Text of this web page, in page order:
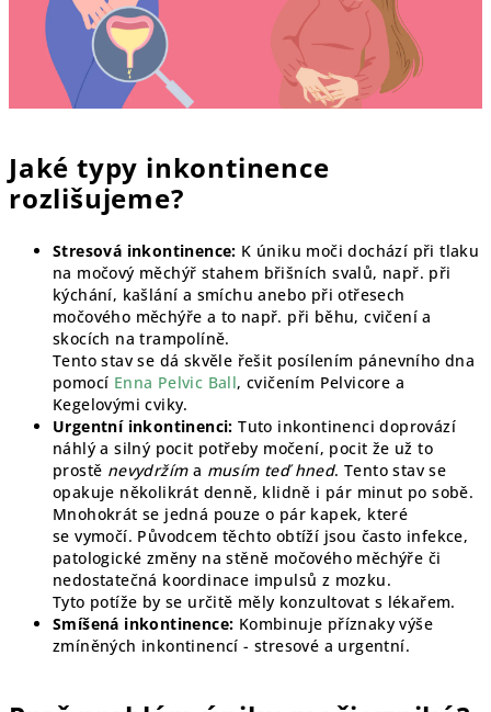
Jaké typy inkontinence
rozlišujeme?
Stresová inkontinence: K úniku moči dochází při tlaku
na močový měchýř stahem břišních svalů, např. při
kýchání, kašlání a smíchu anebo při otřesech
močového měchýře a to např. při běhu, cvičení a
skocích na trampolíně.
Tento stav se dá skvěle řešit posílením pánevního dna
pomocí Enna Pelvic Ball, cvičením Pelvicore a
Kegelovými cviky.
Urgentní inkontinenci: Tuto inkontinenci doprovází
náhlý a silný pocit potřeby močení, pocit že už to
prostě nevydržíma musím teď hned. Tento stav se
opakuje několikrát denně, klidně i pár minut po sobě.
Mnohokrát se jedná pouze o pár kapek, které
se vymočí. Původcem těchto obtíží jsou často infekce,
patologické změny na stěně močového měchýře či
nedostatečná koordinace impulsů z mozku.
Tyto potíže by se určitě měly konzultovat s lékařem.
Smíšená inkontinence: Kombinuje příznaky výše
zmíněných inkontinencí - stresové a urgentní.